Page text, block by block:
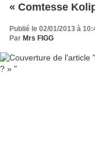
« Comtesse
Publié le 02/01/2013 à
Par Mrs FIGG